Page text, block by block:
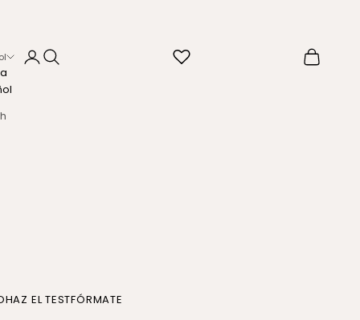
HAZ EL TESTFÓRMATE
Iniciar sesión
Buscar Cesta